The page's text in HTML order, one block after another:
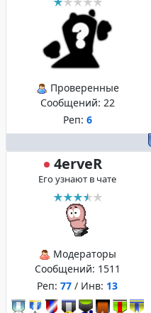
Проверенные
Сообщений: 22
Реп: 6
4erveR
Его узнают в чате
Модераторы
Сообщений: 1511
Реп: 77 / Инв: 13